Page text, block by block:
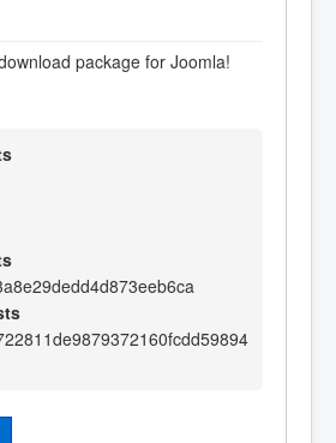
package for Joomla!